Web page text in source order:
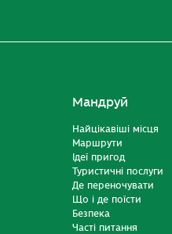
Мандруй
Найцікавіші місця
Маршрути
Ідеї пригод
Туристичні послуги
Де переночувати
Що і де поїсти
Безпека
Часті питання